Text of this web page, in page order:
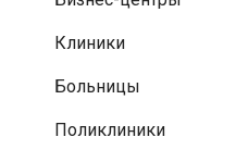
Клиники
Больницы
Поликлиники